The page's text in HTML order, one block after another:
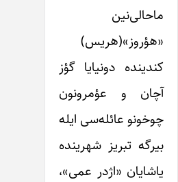
ماحالی‌نین
«هؤروز»(هریس)
کندینده دونیایا گؤز
آچان و عؤمرونون
چوخونو عائله‌سی ایله
بیرگه تبریز شهرینده
یاشایان «اژدر عمی»،